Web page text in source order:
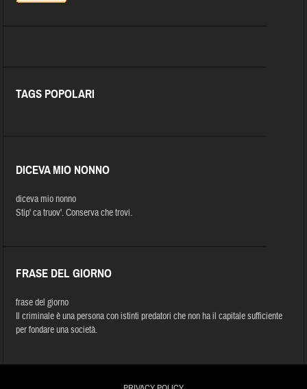
TAGS POPOLARI
DICEVA MIO NONNO
diceva mio nonno
Stip' ca truov'. Conserva che trovi.
FRASE DEL GIORNO
frase del giorno
Il criminale è una persona con istinti predatori che non ha il capitale sufficiente
per fondare una società.